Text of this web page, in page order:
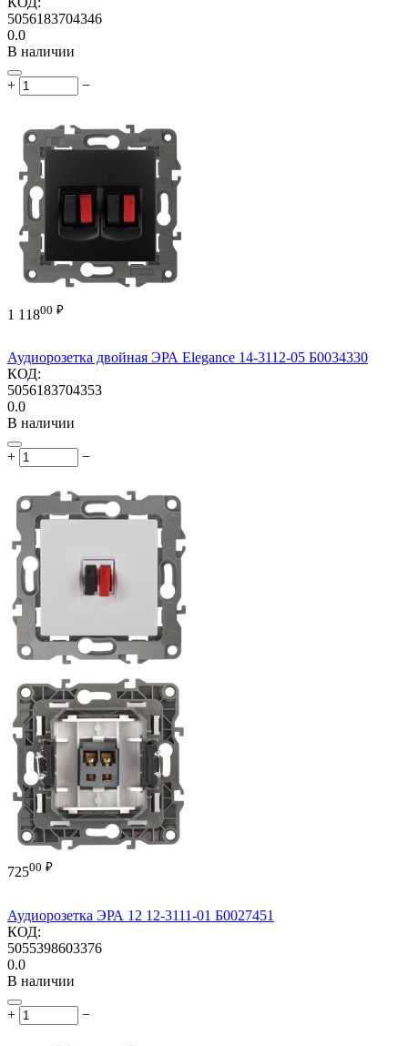
5056183704346
0.0
В наличии
+ −
1 11800 ₽
Аудиорозетка двойная ЭРА Elegance 14-3112-05 Б0034330
КОД:
5056183704353
0.0
В наличии
+ −
72500 ₽
Аудиорозетка ЭРА 12 12-3111-01 Б0027451
КОД:
5055398603376
0.0
В наличии
+ −